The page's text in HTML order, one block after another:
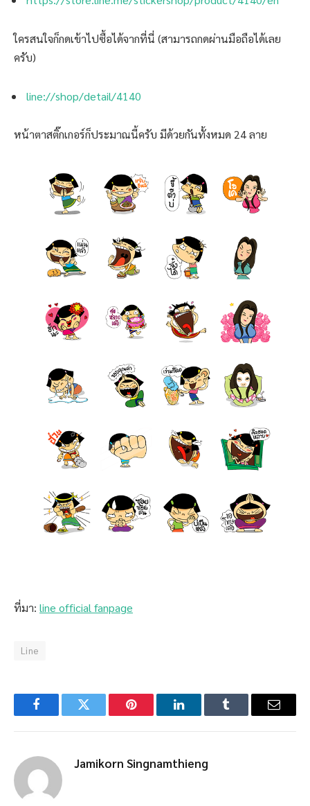
ใครสนใจก็กดเข้าไปซื้อได้จากที่นี่ (สามารถกดผ่านมือถือได้เลย
ครับ)
line://shop/detail/4140
หน้าตาสติ๊กเกอร์ก็ประมาณนี้ครับ มีด้วยกันทั้งหมด 24 ลาย
ที่มา: line official fanpage
Line
FacebookTwitter Pinterest LinkedInTumblr Email
Jamikorn Singnamthieng